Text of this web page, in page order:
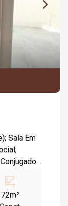
Sala Em
Fundo De
72m²